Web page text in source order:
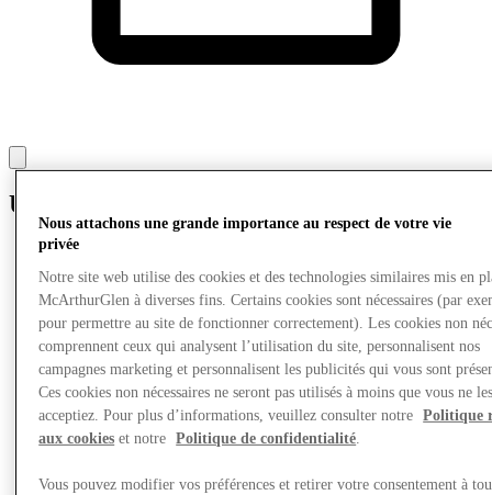
Une saison de joie
Nous attachons une grande importance au respect de votre vie
privée
Notre site web utilise des cookies et des technologies similaires mis en
McArthurGlen à diverses fins. Certains cookies sont nécessaires (par
pour permettre au site de fonctionner correctement). Les cookies non
comprennent ceux qui analysent l’utilisation du site, personnalisent nos
campagnes marketing et personnalisent les publicités qui vous sont
Ces cookies non nécessaires ne seront pas utilisés à moins que vous ne
acceptiez. Pour plus d’informations, veuillez consulter notre
Politique
aux cookies et notre Politique de confidentialité.
Vous pouvez modifier vos préférences et retirer votre consentement à